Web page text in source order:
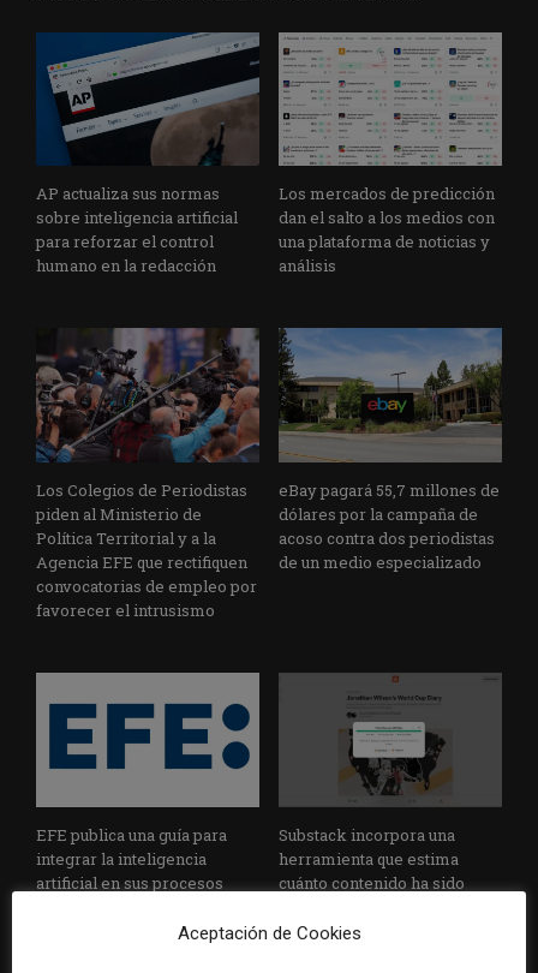
AP actualiza sus normas
sobre inteligencia artificial
para reforzar el control
humano en la redacción
Los mercados de predicción
dan el salto a los medios con
una plataforma de noticias y
análisis
Los Colegios de Periodistas
piden al Ministerio de
Política Territorial y a la
Agencia EFE que rectifiquen
convocatorias de empleo por
favorecer el intrusismo
eBay pagará 55,7 millones de
dólares por la campaña de
acoso contra dos periodistas
de un medio especializado
EFE publica una guía para
integrar la inteligencia
artificial en sus procesos
Substack incorpora una
herramienta que estima
cuánto contenido ha sido
artificial
Aceptación de Cookies